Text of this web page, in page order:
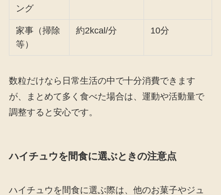
ング
家事（掃除
等）
約2kcal/分 10分
数粒だけなら日常生活の中で十分消費できます
が、まとめて多く食べた場合は、運動や活動量で
調整すると安心です。
ハイチュウを間食に選ぶときの注意点
ハイチュウを間食に選ぶ際は、他のお菓子やジュ